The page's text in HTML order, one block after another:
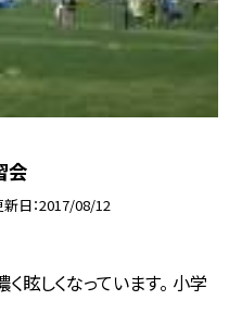
会
新日 2017/08/12
眩しくなっています。 小学